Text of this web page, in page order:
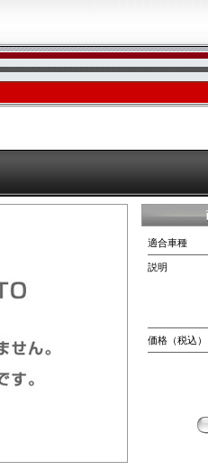
適合車種
説明
価格（税込）